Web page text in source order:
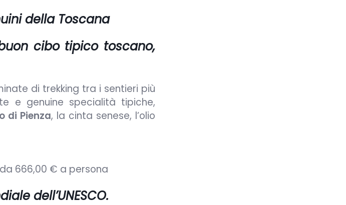
della Toscana
cibo tipico toscano,
di trekking tra i sentieri più
e genuine specialità tipiche,
di Pienza, la cinta senese, l’olio
666,00 € a persona
dell’UNESCO.